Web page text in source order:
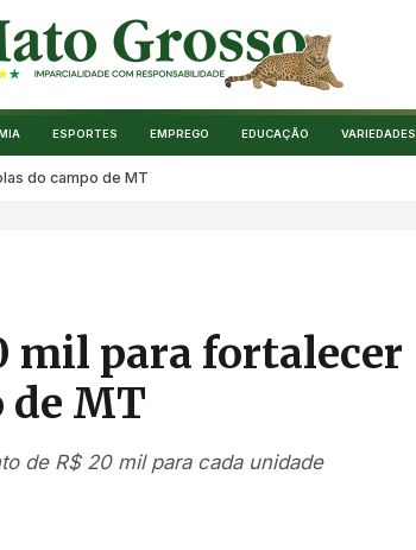
ESPORTES EMPREGO EDUCAÇÃO VARIEDADES
do campo de MT
mil para fortalecer
de MT
de R$ 20 mil para cada unidade